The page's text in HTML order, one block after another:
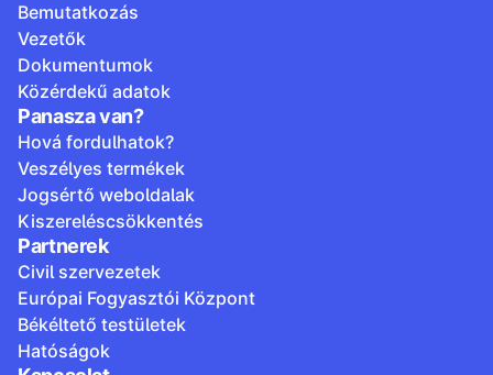
Bemutatkozás
Vezetők
Dokumentumok
Közérdekű adatok
Panasza van?
Hová fordulhatok?
Veszélyes termékek
Jogsértő weboldalak
Kiszereléscsökkentés
Partnerek
Civil szervezetek
Európai Fogyasztói Központ
Békéltető testületek
Hatóságok